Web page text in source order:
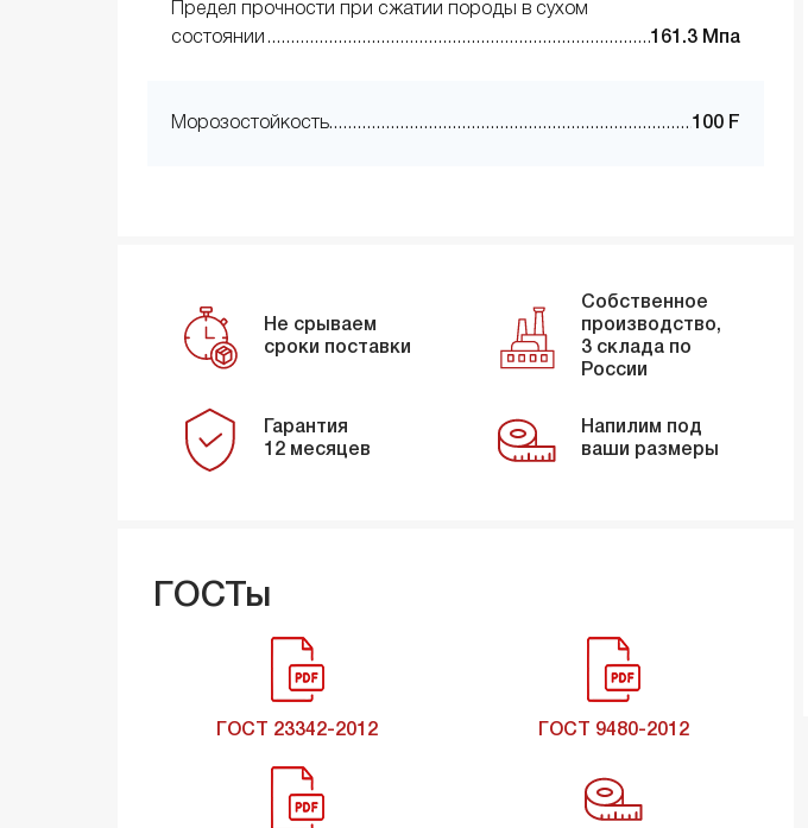
Предел прочности при сжатии породы в сухом
состоянии
161.3 Мпа
Морозостойкость 100 F
Не срываем
сроки поставки
Собственное
производство,
3 склада по
России
Гарантия
12 месяцев
Напилим под
ваши размеры
ГОСТы
ГОСТ 23342-2012 ГОСТ 9480-2012